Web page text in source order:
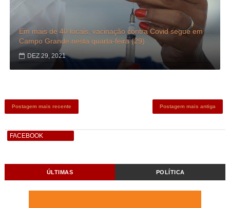
Em mais de 40 locais, vacinação contra Covid segue em
Campo Grande nesta quarta-feira (29)
DEZ 29, 2021
Postagem mais recente Postagem mais antiga
FACEBOOK
ÚLTIMAS POLÍTICA